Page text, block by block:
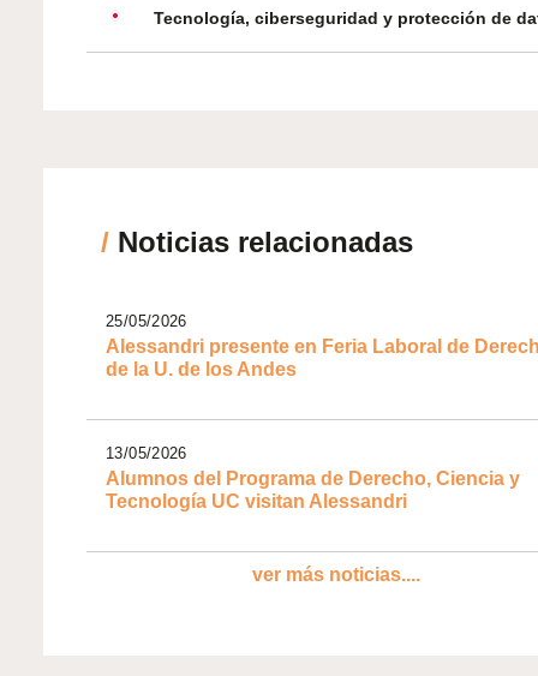
Tecnología, ciberseguridad y protección de
/ Noticias relacionadas
25/05/2026
Alessandri presente en Feria Laboral de
de la U. de los Andes
13/05/2026
Alumnos del Programa de Derecho, Ciencia y
Tecnología UC visitan Alessandri
ver más noticias....